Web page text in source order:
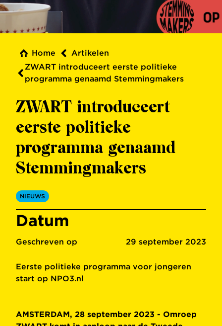
Home
Artikelen
ZWART introduceert eerste politieke
programma genaamd Stemmingmakers
ZWART introduceert
eerste politieke
programma genaamd
Stemmingmakers
NIEUWS
Datum
Geschreven op 29 september 2023
Eerste politieke programma voor jongeren
start op NPO3.nl
AMSTERDAM, 28 september 2023 - Omroep